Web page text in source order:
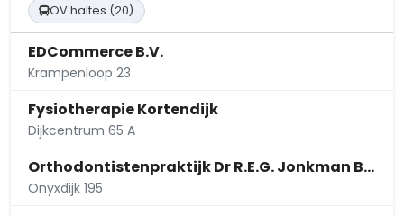
OV haltes (20)
EDCommerce B.V.
Krampenloop 23
Fysiotherapie Kortendijk
Dijkcentrum 65 A
Orthodontistenpraktijk Dr R.E.G. Jonkman B.V.
Onyxdijk 195